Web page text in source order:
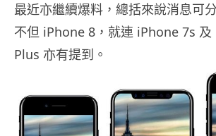
最近亦繼續爆料，總括來說消息可
不但 iPhone 8，就連 iPhone 7s
Plus 亦有提到。